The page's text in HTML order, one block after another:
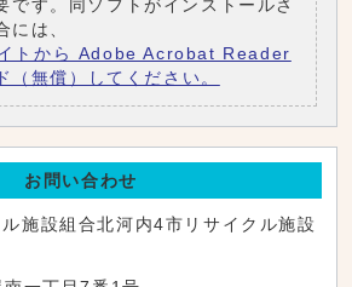
です。同ソフトがインストールさ
には、
トから Adobe Acrobat Reader
（無償）してください。
お問い合わせ
施設組合北河内4市リサイクル施設